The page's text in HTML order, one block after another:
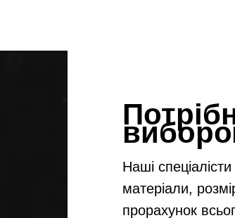
Наші
матеріали,
прорахунок